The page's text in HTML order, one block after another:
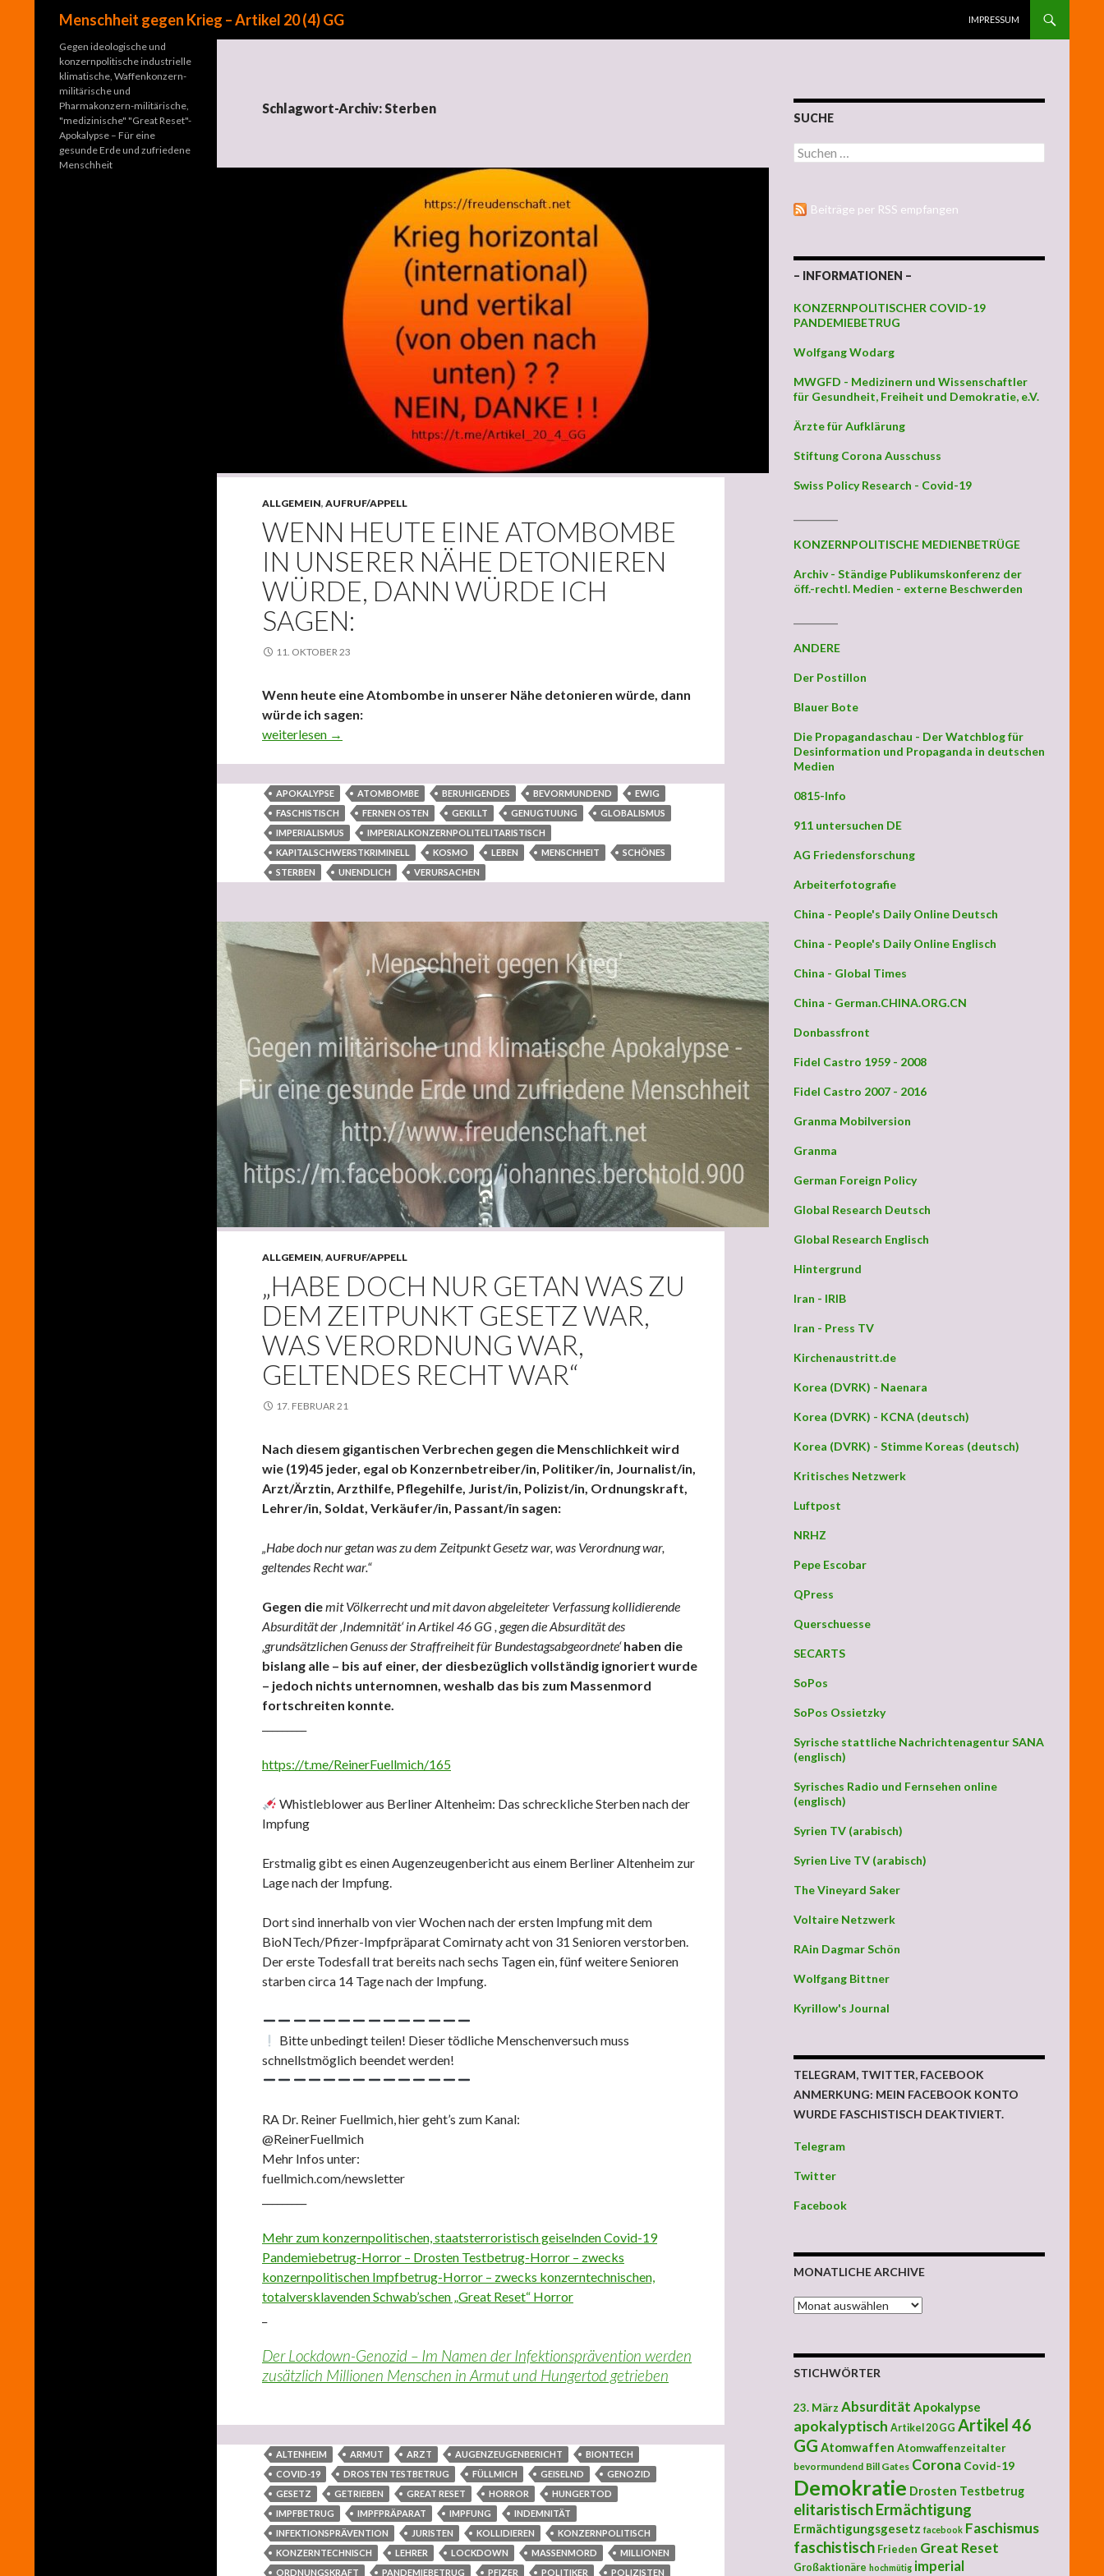
Menschheit gegen Krieg – Artikel 20 (4) GG
IMPRESSUM
Schlagwort-Archiv: Sterben
ALLGEMEIN, AUFRUF/APPELL
WENN HEUTE EINE ATOMBOMBE
IN UNSERER NÄHE DETONIEREN
WÜRDE, DANN WÜRDE ICH
SAGEN:
11. OKTOBER 23
Wenn heute eine Atombombe in unserer Nähe detonieren würde, dann
würde ich sagen:
Wenn heute eine Atombombe in unserer Nähe detonieren würde, dann würde ich sagen:
weiterlesen →
APOKALYPSE ATOMBOMBE BERUHIGENDES BEVORMUNDEND
EWIG
FASCHISTISCH
FERNEN OSTEN GEKILLT GENUGTUUNG
GLOBALISMUS
IMPERIALISMUS
IMPERIALKONZERNPOLITELITARISTISCH
KAPITALSCHWERSTKRIMINELL
KOSMO LEBEN MENSCHHEIT
SCHÖNES
STERBEN
UNENDLICH VERURSACHEN
ALLGEMEIN, AUFRUF/APPELL
„HABE DOCH NUR GETAN WAS ZU
DEM ZEITPUNKT GESETZ WAR,
WAS VERORDNUNG WAR,
GELTENDES RECHT WAR“
17. FEBRUAR 21
Nach diesem gigantischen Verbrechen gegen die Menschlichkeit wird
wie (19)45 jeder, egal ob Konzernbetreiber/in, Politiker/in, Journalist/in,
Arzt/Ärztin, Arzthilfe, Pflegehilfe, Jurist/in, Polizist/in, Ordnungskraft,
Lehrer/in, Soldat, Verkäufer/in, Passant/in sagen:
„Habe doch nur getan was zu dem Zeitpunkt Gesetz war, was Verordnung war,
geltendes Recht war.“
Gegen diemit Völkerrecht und mit davon abgeleiteter Verfassung kollidierende
Absurdität der ‚Indemnität‘ in Artikel 46 GG , gegen die Absurdität des
‚grundsätzlichen Genuss der Straffreiheit für Bundestagsabgeordnete‘ haben die
bislang alle – bis auf einer, der diesbezüglich vollständig ignoriert wurde
– jedoch nichts unternomnen, weshalb das bis zum Massenmord
fortschreiten konnte.
https://t.me/ReinerFuellmich/165
Whistleblower aus Berliner Altenheim: Das schreckliche Sterben nach der
Impfung
Erstmalig gibt es einen Augenzeugenbericht aus einem Berliner Altenheim zur
Lage nach der Impfung.
Dort sind innerhalb von vier Wochen nach der ersten Impfung mit dem
BioNTech/Pfizer-Impfpräparat Comirnaty acht von 31 Senioren verstorben.
Der erste Todesfall trat bereits nach sechs Tagen ein, fünf weitere Senioren
starben circa 14 Tage nach der Impfung.
Bitte unbedingt teilen! Dieser tödliche Menschenversuch muss
schnellstmöglich beendet werden!
RA Dr. Reiner Fuellmich, hier geht’s zum Kanal:
@ReinerFuellmich
Mehr Infos unter:
fuellmich.com/newsletter
Mehr zum konzernpolitischen, staatsterroristisch geiselnden Covid-19
Pandemiebetrug-Horror – Drosten Testbetrug-Horror – zwecks
konzernpolitischen Impfbetrug-Horror – zwecks konzerntechnischen,
totalversklavenden Schwab’schen „Great Reset“ Horror
Der Lockdown-Genozid – Im Namen der Infektionsprävention werden
zusätzlich Millionen Menschen in Armut und Hungertod getrieben
ALTENHEIM ARMUT ARZT AUGENZEUGENBERICHT
BIONTECH
COVID-19
DROSTEN TESTBETRUG FÜLLMICH GEISELND
GENOZID
GESETZ
GETRIEBEN GREAT RESET HORROR
HUNGERTOD
IMPFBETRUG
IMPFPRÄPARAT IMPFUNG
INDEMNITÄT
INFEKTIONSPRÄVENTION
JURISTEN KOLLIDIEREN
KONZERNPOLITISCH
KONZERNTECHNISCH
LEHRER LOCKDOWN MASSENMORD
MILLIONEN
ORDNUNGSKRAFT
PANDEMIEBETRUG PFIZER POLITIKER POLIZISTEN
SUCHE
Suchen nach:
Beiträge per RSS empfangen
– INFORMATIONEN –
KONZERNPOLITISCHER COVID-19
PANDEMIEBETRUG
Wolfgang Wodarg
MWGFD - Medizinern und Wissenschaftler
für Gesundheit, Freiheit und Demokratie, e.V.
Ärzte für Aufklärung
Stiftung Corona Ausschuss
Swiss Policy Research - Covid-19
KONZERNPOLITISCHE MEDIENBETRÜGE
Archiv - Ständige Publikumskonferenz der
öff.-rechtl. Medien - externe Beschwerden
ANDERE
Der Postillon
Blauer Bote
Die Propagandaschau - Der Watchblog für
Desinformation und Propaganda in deutschen
Medien
0815-Info
911 untersuchen DE
AG Friedensforschung
Arbeiterfotografie
China - People's Daily Online Deutsch
China - People's Daily Online Englisch
China - Global Times
China - German.CHINA.ORG.CN
Donbassfront
Fidel Castro 1959 - 2008
Fidel Castro 2007 - 2016
Granma Mobilversion
Granma
German Foreign Policy
Global Research Deutsch
Global Research Englisch
Hintergrund
Iran - IRIB
Iran - Press TV
Kirchenaustritt.de
Korea (DVRK) - Naenara
Korea (DVRK) - KCNA (deutsch)
Korea (DVRK) - Stimme Koreas (deutsch)
Kritisches Netzwerk
Luftpost
NRHZ
Pepe Escobar
QPress
Querschuesse
SECARTS
SoPos
SoPos Ossietzky
Syrische stattliche Nachrichtenagentur SANA
(englisch)
Syrisches Radio und Fernsehen online
(englisch)
Syrien TV (arabisch)
Syrien Live TV (arabisch)
The Vineyard Saker
Voltaire Netzwerk
RAin Dagmar Schön
Wolfgang Bittner
Kyrillow's Journal
TELEGRAM, TWITTER, FACEBOOK
ANMERKUNG: MEIN FACEBOOK KONTO
WURDE FASCHISTISCH DEAKTIVIERT.
Telegram
Twitter
Facebook
MONATLICHE ARCHIVE
MONATLICHE ARCHIVE
STICHWÖRTER
23. März Absurdität Apokalypse
apokalyptisch Artikel 20 GG Artikel 46
GG Atomwaffen Atomwaffenzeitalter
bevormundend Bill Gates Corona Covid-19
Demokratie Drosten Testbetrug
elitaristischErmächtigung
Ermächtigungsgesetz facebook Faschismus
faschistisch Frieden Great Reset
Großaktionäre hochmütig imperial
Gegen ideologische und
konzernpolitische industrielle
klimatische, Waffenkonzern-
militärische und
Pharmakonzern-militärische,
"medizinische" "Great Reset"-
Apokalypse – Für eine
gesunde Erde und zufriedene
Menschheit